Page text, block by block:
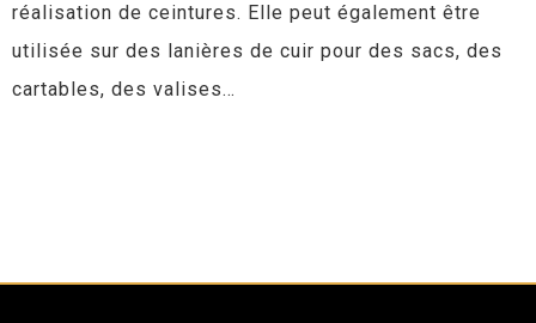
réalisation de ceintures. Elle peut également être
utilisée sur des lanières de cuir pour des sacs, des
cartables, des valises…